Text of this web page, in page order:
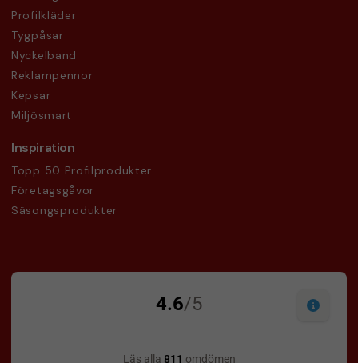
Profilkläder
Tygpåsar
Nyckelband
Reklampennor
Kepsar
Miljösmart
Inspiration
Topp 50 Profilprodukter
Företagsgåvor
Säsongsprodukter